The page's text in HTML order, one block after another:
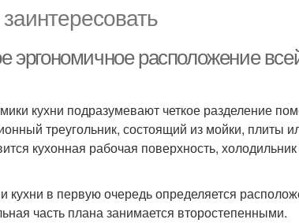
эргономичное расположение
кухни подразумевают четкое разделение
треугольник, состоящий из мойки, плиты
кухонная рабочая поверхность,
кухни в первую очередь определяется
часть плана занимается второстепенными.